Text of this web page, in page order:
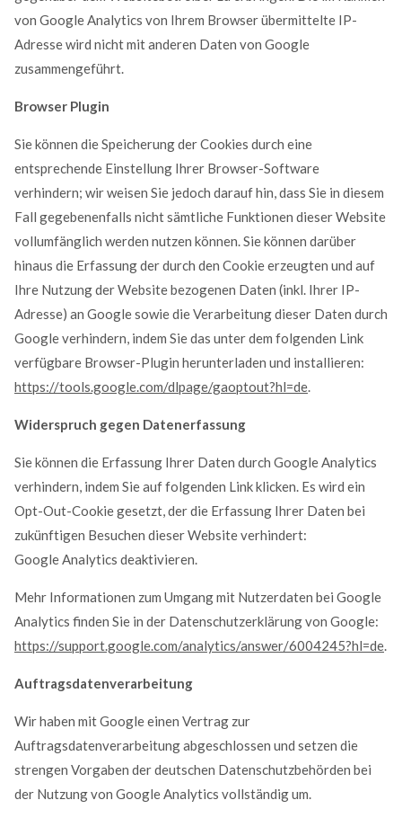
von Google Analytics von Ihrem Browser übermittelte IP-
Adresse wird nicht mit anderen Daten von Google
zusammengeführt.
Browser Plugin
Sie können die Speicherung der Cookies durch eine
entsprechende Einstellung Ihrer Browser-Software
verhindern; wir weisen Sie jedoch darauf hin, dass Sie in diesem
Fall gegebenenfalls nicht sämtliche Funktionen dieser Website
vollumfänglich werden nutzen können. Sie können darüber
hinaus die Erfassung der durch den Cookie erzeugten und auf
Ihre Nutzung der Website bezogenen Daten (inkl. Ihrer IP-
Adresse) an Google sowie die Verarbeitung dieser Daten durch
Google verhindern, indem Sie das unter dem folgenden Link
verfügbare Browser-Plugin herunterladen und installieren:
https://tools.google.com/dlpage/gaoptout?hl=de.
Widerspruch gegen Datenerfassung
Sie können die Erfassung Ihrer Daten durch Google Analytics
verhindern, indem Sie auf folgenden Link klicken. Es wird ein
Opt-Out-Cookie gesetzt, der die Erfassung Ihrer Daten bei
zukünftigen Besuchen dieser Website verhindert:
Google Analytics deaktivieren.
Mehr Informationen zum Umgang mit Nutzerdaten bei Google
Analytics finden Sie in der Datenschutzerklärung von Google:
https://support.google.com/analytics/answer/6004245?hl=de.
Auftragsdatenverarbeitung
Wir haben mit Google einen Vertrag zur
Auftragsdatenverarbeitung abgeschlossen und setzen die
strengen Vorgaben der deutschen Datenschutzbehörden bei
der Nutzung von Google Analytics vollständig um.